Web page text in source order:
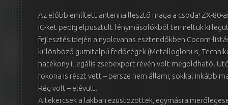
Az előbb említett antennaillesztő maga a csoda! ZX-80-
IC-ket pedig elpusztult fénymásolókból termeltük ki
fejlesztés idején a nyolcvanas esztendőkben Cocom-
különböző gumitalpú fedőcégek (Metalloglobus,
hatékony illegális zsebexport révén volt megoldható.
rokona is részt vett – persze nem állami, sokkal inkább
Rég volt – elévült.
A tekercsek a lakban ezüstözöttek, egymásra